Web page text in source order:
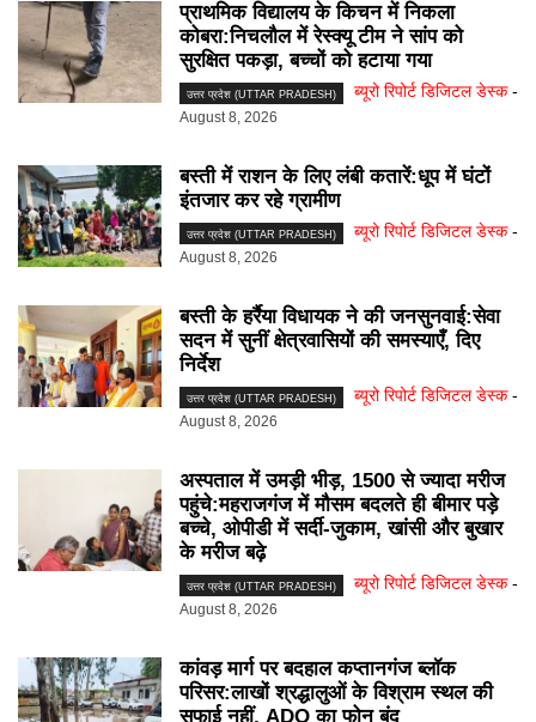
प्राथमिक विद्यालय के किचन में निकला
कोबरा:निचलौल में रेस्क्यू टीम ने सांप को
सुरक्षित पकड़ा, बच्चों को हटाया गया
उत्तर प्रदेश (UTTAR PRADESH) ब्यूरो रिपोर्ट डिजिटल डेस्क -
August 8, 2026
बस्ती में राशन के लिए लंबी कतारें:धूप में घंटों
इंतजार कर रहे ग्रामीण
उत्तर प्रदेश (UTTAR PRADESH) ब्यूरो रिपोर्ट डिजिटल डेस्क -
August 8, 2026
बस्ती के हर्रैया विधायक ने की जनसुनवाई:सेवा
सदन में सुनीं क्षेत्रवासियों की समस्याएँ, दिए
निर्देश
उत्तर प्रदेश (UTTAR PRADESH) ब्यूरो रिपोर्ट डिजिटल डेस्क -
August 8, 2026
अस्पताल में उमड़ी भीड़, 1500 से ज्यादा मरीज
पहुंचे:महराजगंज में मौसम बदलते ही बीमार पड़े
बच्चे, ओपीडी में सर्दी-जुकाम, खांसी और बुखार
के मरीज बढ़े
उत्तर प्रदेश (UTTAR PRADESH) ब्यूरो रिपोर्ट डिजिटल डेस्क -
August 8, 2026
कांवड़ मार्ग पर बदहाल कप्तानगंज ब्लॉक
परिसर:लाखों श्रद्धालुओं के विश्राम स्थल की
सफाई नहीं, ADO का फोन बंद